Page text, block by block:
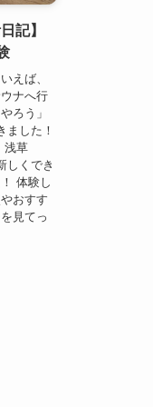
記】
えば、
ナへ行
ろう」
ました！
浅草
しくでき
体験し
おすす
見てっ